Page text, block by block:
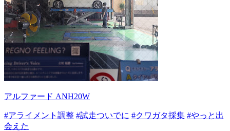
アルファード ANH20W
#アライメント調整 #試走ついでに #クワガタ採集 #やっと出
会えた